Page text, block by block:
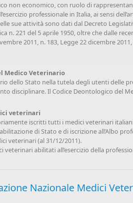
non economico, con ruolo di
professionale in Italia, ai sensi
sue attività sono dati dal Decreto
n. 221 del 5 aprile 1950, oltre che dalle
2011, n. 183, Legge 22 dicembre
Medico Veterinario
dello Stato nella tutela degli utenti delle
disciplinare. Il Codice Deontologico del
veterinari
iscritti tutti i medici veterinari
di Stato e di iscrizione all’Albo
veterinari (al 31/12/2011).
veterinari abilitati all’esercizio della
Nazionale Medici